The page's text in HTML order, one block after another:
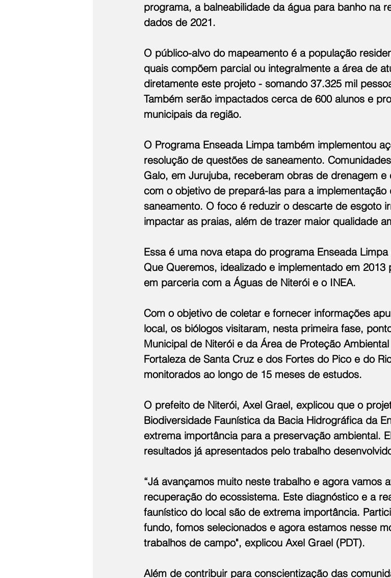
programa, a balneabilidade da água para banho na
dados de 2021.
O público-alvo do mapeamento é a população
quais compõem parcial ou integralmente a área de
diretamente este projeto - somando 37.325 mil
Também serão impactados cerca de 600 alunos e
municipais da região.
O Programa Enseada Limpa também implementou
resolução de questões de saneamento.
Galo, em Jurujuba, receberam obras de drenagem
com o objetivo de prepará-las para a implementação
saneamento. O foco é reduzir o descarte de esgoto
impactar as praias, além de trazer maior qualidade
Essa é uma nova etapa do programa Enseada
Que Queremos, idealizado e implementado em 2013
em parceria com a Águas de Niterói e o INEA.
Com o objetivo de coletar e fornecer informações
local, os biólogos visitaram, nesta primeira fase,
Municipal de Niterói e da Área de Proteção
Fortaleza de Santa Cruz e dos Fortes do Pico e do
monitorados ao longo de 15 meses de estudos.
O prefeito de Niterói, Axel Grael, explicou que o
Biodiversidade Faunística da Bacia Hidrográfica da
extrema importância para a preservação ambiental.
resultados já apresentados pelo trabalho
“Já avançamos muito neste trabalho e agora vamos
recuperação do ecossistema. Este diagnóstico e a
faunístico do local são de extrema importância.
fundo, fomos selecionados e agora estamos nesse
trabalhos de campo", explicou Axel Grael (PDT).
Além de contribuir para conscientização das